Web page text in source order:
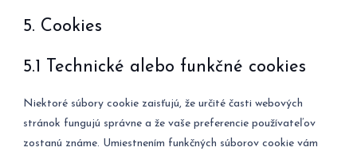
5. Cookies
5.1 Technické alebo funkčné cookies
Niektoré súbory cookie zaisťujú, že určité časti webových
stránok fungujú správne a že vaše preferencie používateľov
zostanú známe. Umiestnením funkčných súborov cookie vám